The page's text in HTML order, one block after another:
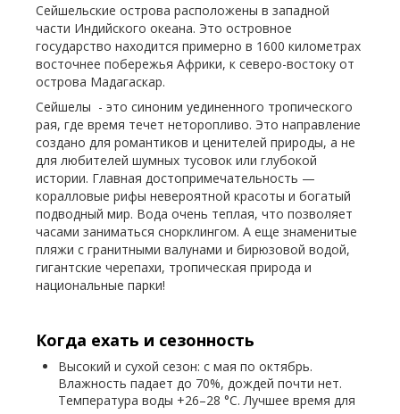
Сейшельские острова расположены в западной
части Индийского океана. Это островное
государство находится примерно в 1600 километрах
восточнее побережья Африки, к северо-востоку от
острова Мадагаскар.
Сейшелы - это синоним уединенного тропического
рая, где время течет неторопливо. Это направление
создано для романтиков и ценителей природы, а не
для любителей шумных тусовок или глубокой
истории. Главная достопримечательность —
коралловые рифы невероятной красоты и богатый
подводный мир. Вода очень теплая, что позволяет
часами заниматься снорклингом. А еще знаменитые
пляжи с гранитными валунами и бирюзовой водой,
гигантские черепахи, тропическая природа и
национальные парки!
Когда ехать и сезонность
Высокий и сухой сезон: с мая по октябрь.
Влажность падает до 70%, дождей почти нет.
Температура воды +26–28 °C. Лучшее время для